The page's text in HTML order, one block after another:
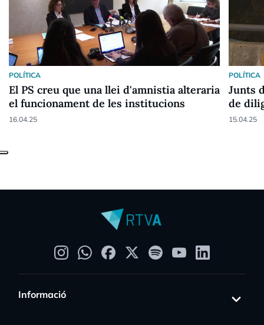
POLÍTICA
El PS creu que una llei d'amnistia alteraria
el funcionament de les institucions
16.04.25
POLÍTICA
Junts
de
15.04.25
Informació